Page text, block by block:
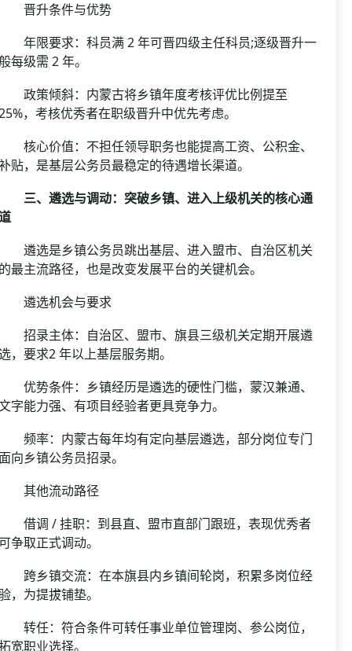
升条件与优势
限要求：科员满 2 年可晋四级主任科员;逐级晋升一
每级需 2 年。
策倾斜：内蒙古将乡镇年度考核评优比例提至
，考核优秀者在职级晋升中优先考虑。
心价值：不担任领导职务也能提高工资、公积金、
贴，是基层公务员最稳定的待遇增长渠道。
、遴选与调动：突破乡镇、进入上级机关的核心通
选是乡镇公务员跳出基层、进入盟市、自治区机关
最主流路径，也是改变发展平台的关键机会。
选机会与要求
录主体：自治区、盟市、旗县三级机关定期开展遴
，要求2 年以上基层服务期。
势条件：乡镇经历是遴选的硬性门槛，蒙汉兼通、
字能力强、有项目经验者更具竞争力。
率：内蒙古每年均有定向基层遴选，部分岗位专门
向乡镇公务员招录。
他流动路径
调 / 挂职：到县直、盟市直部门跟班，表现优秀者
争取正式调动。
乡镇交流：在本旗县内乡镇间轮岗，积累多岗位经
，为提拔铺垫。
任：符合条件可转任事业单位管理岗、参公岗位，
宽职业选择。